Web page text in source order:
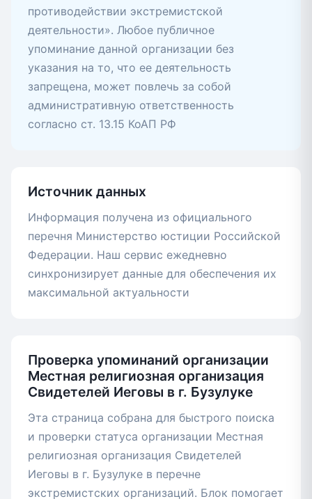
противодействии экстремистской
деятельности». Любое публичное
упоминание данной организации без
указания на то, что ее деятельность
запрещена, может повлечь за собой
административную ответственность
согласно ст. 13.15 КоАП РФ
Источник данных
Информация получена из официального
перечня Министерство юстиции Российской
Федерации. Наш сервис ежедневно
синхронизирует данные для обеспечения их
максимальной актуальности
Проверка упоминаний организации
Местная религиозная организация
Свидетелей Иеговы в г. Бузулуке
Эта страница собрана для быстрого поиска
и проверки статуса организации Местная
религиозная организация Свидетелей
Иеговы в г. Бузулуке в перечне
экстремистских организаций. Блок помогает